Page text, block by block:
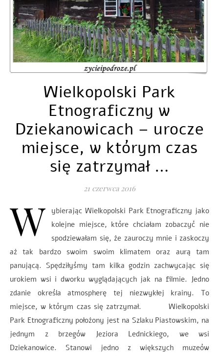
Wielkopolski Park
Etnograficzny w
Dziekanowicach – urocze
miejsce, w którym czas
się zatrzymał …
21 czerwca 2016
W
ybierając Wielkopolski Park Etnograficzny jako
kolejne miejsce, które chciałam zobaczyć nie
spodziewałam się, że zauroczy mnie i zaskoczy
aż tak bardzo swoim swoim klimatem oraz aurą tam
panującą. Spędziłyśmy tam kilka godzin zachwycając się
urokiem wsi i dworku wyglądających jak na filmie. Jedno
zdanie określa atmospherę tej niezwykłej krainy. To
miejsce, w którym czas się zatrzymał. Wielkopolski
Park Etnograficzny położony jest na Szlaku Piastowskim, na
jednym z brzegów Jeziora Lednickiego, we wsi
Dziekanowice. Stanowi jedno z większych muzeów